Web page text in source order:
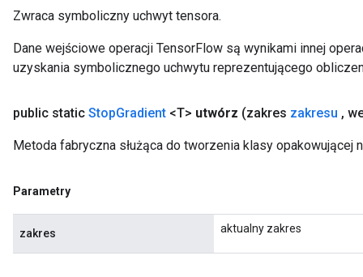
Zwraca symboliczny uchwyt tensora.
Dane wejściowe operacji TensorFlow są wynikami innej
uzyskania symbolicznego uchwytu reprezentującego
public static StopGradient <T> utwórz (zakres zakresu ,
Metoda fabryczna służąca do tworzenia klasy opakowującej
Parametry
zakres aktualny zakres